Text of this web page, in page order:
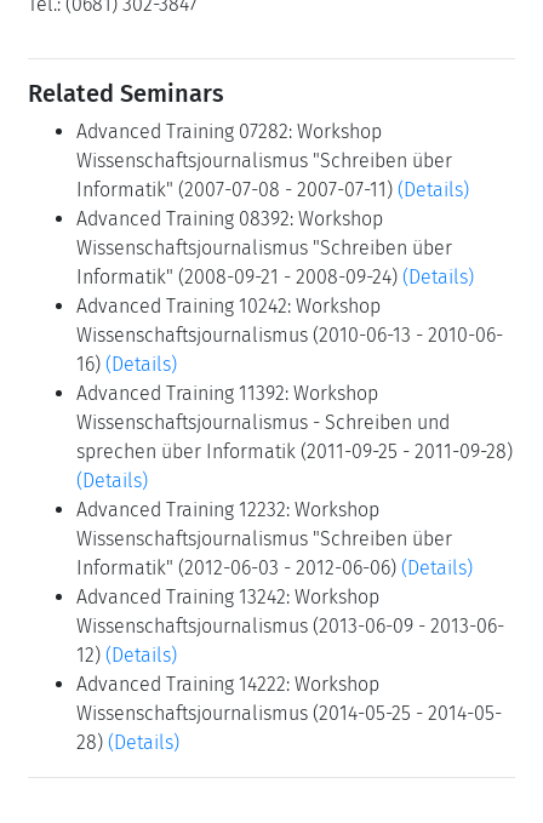
Related Seminars
Advanced Training 07282: Workshop
Wissenschaftsjournalismus "Schreiben über
Informatik" (2007-07-08 - 2007-07-11) (Details)
Advanced Training 08392: Workshop
Wissenschaftsjournalismus "Schreiben über
Informatik" (2008-09-21 - 2008-09-24) (Details)
Advanced Training 10242: Workshop
Wissenschaftsjournalismus (2010-06-13 - 2010-06-
16) (Details)
Advanced Training 11392: Workshop
Wissenschaftsjournalismus - Schreiben und
sprechen über Informatik (2011-09-25 - 2011-09-28)
(Details)
Advanced Training 12232: Workshop
Wissenschaftsjournalismus "Schreiben über
Informatik" (2012-06-03 - 2012-06-06) (Details)
Advanced Training 13242: Workshop
Wissenschaftsjournalismus (2013-06-09 - 2013-06-
12) (Details)
Advanced Training 14222: Workshop
Wissenschaftsjournalismus (2014-05-25 - 2014-05-
28) (Details)